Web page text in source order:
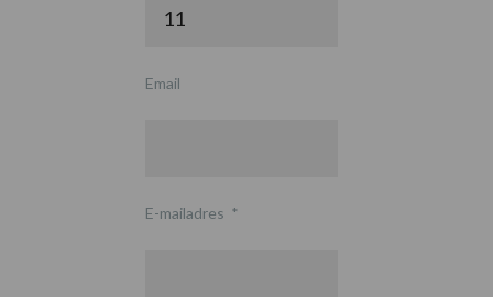
Email
E-mailadres *